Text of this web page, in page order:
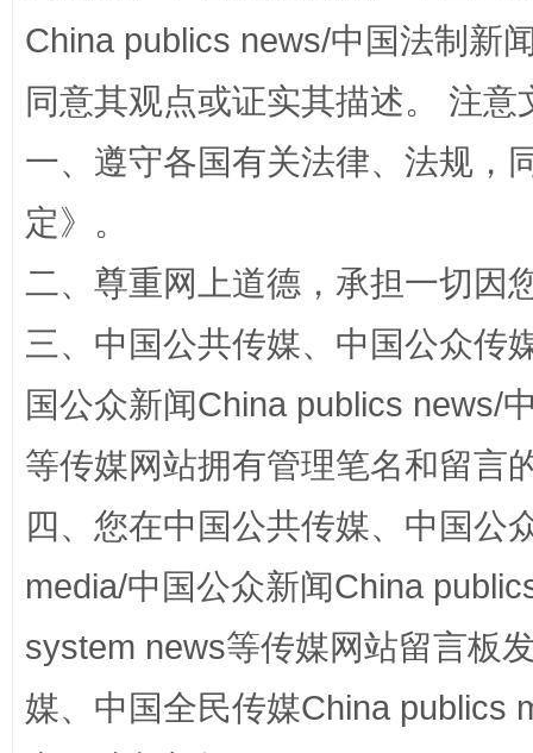
解纷+调解+退费，一次搞定
站台名比不上好声名
漫山遍野的桃花与雪山、麦地、白藏房 除
China publics news/中国法制新
同意其观点或证实其描述。 注
一、遵守各国有关法律、法规，
定》。
二、尊重网上道德，承担一切因
三、中国公共传媒、中国公众传
国公众新闻China publics news/
等传媒网站拥有管理笔名和留言
四、您在中国公共传媒、中国公
media/中国公众新闻China
system news等传媒网站留言板
媒、中国全民传媒China publics